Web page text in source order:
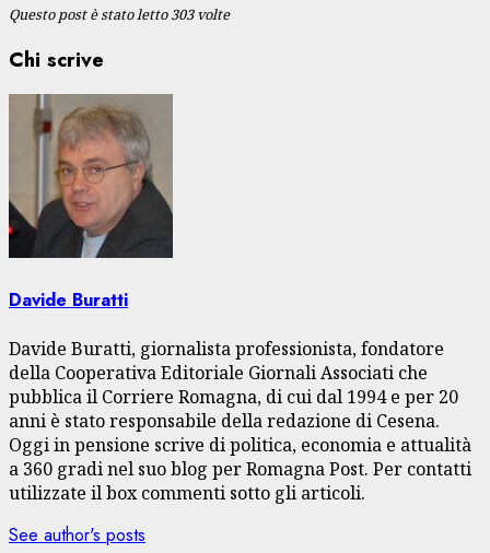
Questo post è stato letto 303 volte
Chi scrive
Davide Buratti
Davide Buratti, giornalista professionista, fondatore
della Cooperativa Editoriale Giornali Associati che
pubblica il Corriere Romagna, di cui dal 1994 e per 20
anni è stato responsabile della redazione di Cesena.
Oggi in pensione scrive di politica, economia e attualità
a 360 gradi nel suo blog per Romagna Post. Per contatti
utilizzate il box commenti sotto gli articoli.
See author's posts